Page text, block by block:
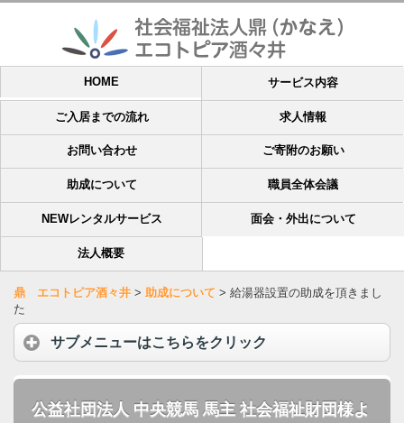
HOME サービス内容
ご入居までの流れ 求人情報
お問い合わせ ご寄附のお願い
助成について 職員全体会議
NEWレンタルサービス 面会・外出について
法人概要
鼎 エコトピア酒々井 > 助成について > 給湯器設置の助成を頂きまし
た
サブメニューはこちらをクリック
公益社団法人 中央競馬 馬主 社会福祉財団様よ